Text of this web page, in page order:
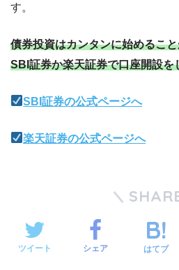
す。
債券投資はカンタンに始めるこ
SBI証券か楽天証券で口座開設を
SBI証券の公式ページへ
楽天証券の公式ページへ
ツイート シェア はてブ